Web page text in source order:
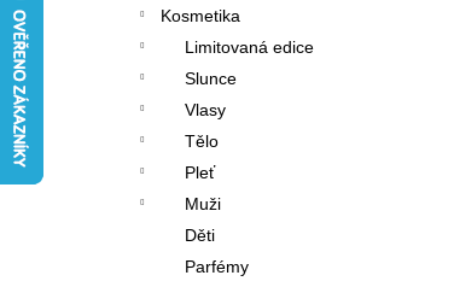
Kosmetika
Limitovaná edice
Slunce
Vlasy
Tělo
Pleť
Muži
Děti
Parfémy